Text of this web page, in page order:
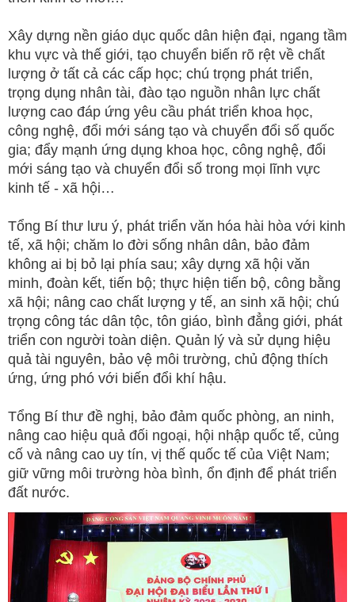
Xây dựng nền giáo dục quốc dân hiện đại, ngang tầm
khu vực và thế giới, tạo chuyển biến rõ rệt về chất
lượng ở tất cả các cấp học; chú trọng phát triển,
trọng dụng nhân tài, đào tạo nguồn nhân lực chất
lượng cao đáp ứng yêu cầu phát triển khoa học,
công nghệ, đổi mới sáng tạo và chuyển đổi số quốc
gia; đẩy mạnh ứng dụng khoa học, công nghệ, đổi
mới sáng tạo và chuyển đổi số trong mọi lĩnh vực
kinh tế - xã hội…
Tổng Bí thư lưu ý, phát triển văn hóa hài hòa với kinh
tế, xã hội; chăm lo đời sống nhân dân, bảo đảm
không ai bị bỏ lại phía sau; xây dựng xã hội văn
minh, đoàn kết, tiến bộ; thực hiện tiến bộ, công bằng
xã hội; nâng cao chất lượng y tế, an sinh xã hội; chú
trọng công tác dân tộc, tôn giáo, bình đẳng giới, phát
triển con người toàn diện. Quản lý và sử dụng hiệu
quả tài nguyên, bảo vệ môi trường, chủ động thích
ứng, ứng phó với biến đổi khí hậu.
Tổng Bí thư đề nghị, bảo đảm quốc phòng, an ninh,
nâng cao hiệu quả đối ngoại, hội nhập quốc tế, củng
cố và nâng cao uy tín, vị thế quốc tế của Việt Nam;
giữ vững môi trường hòa bình, ổn định để phát triển
đất nước.